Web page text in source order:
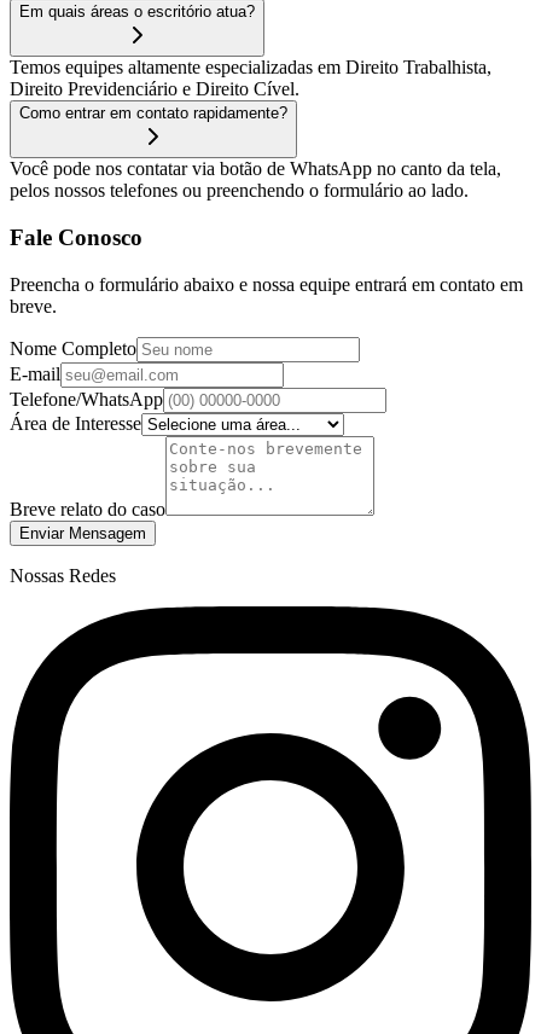
Em quais áreas o escritório atua?
Temos equipes altamente especializadas em Direito Trabalhista,
Direito Previdenciário e Direito Cível.
Como entrar em contato rapidamente?
Você pode nos contatar via botão de WhatsApp no canto da tela,
pelos nossos telefones ou preenchendo o formulário ao lado.
Fale Conosco
Preencha o formulário abaixo e nossa equipe entrará em contato em
breve.
Nome Completo
E-mail
Telefone/WhatsApp
Área de Interesse
Breve relato do caso
Enviar Mensagem
Nossas Redes